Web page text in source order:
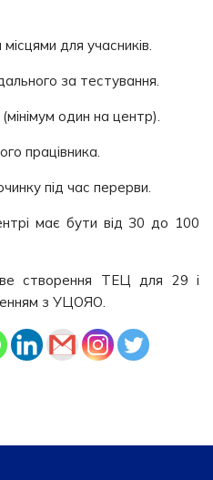
для учасників.
за тестування.
один на центр).
працівника.
під час перерви.
має бути від 30 до 100
створення ТЕЦ для 29 і
з УЦОЯО.